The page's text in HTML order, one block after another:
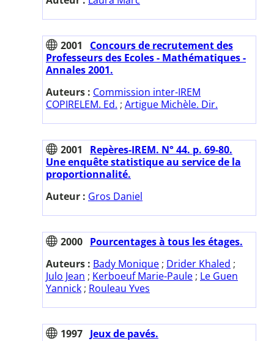
2001
Concours de recrutement des
Professeurs des Ecoles - Mathématiques -
Annales 2001.
Auteurs : Commission inter-IREM
COPIRELEM. Ed. ; Artigue Michèle. Dir.
2001
Repères-IREM. N° 44. p. 69-80.
Une enquête statistique au service de la
proportionnalité.
Auteur : Gros Daniel
2000 Pourcentages à tous les étages.
Auteurs : Bady Monique ; Drider Khaled ;
Julo Jean ; Kerboeuf Marie-Paule ; Le Guen
Yannick ; Rouleau Yves
1997 Jeux de pavés.